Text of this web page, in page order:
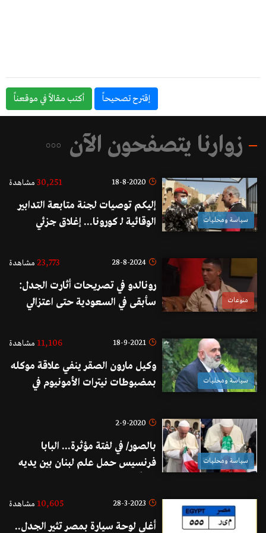
إقترح تصحيحاً أكتب مقالاً في موقعناً
زوارنا يتصفحون الآن
سياسة ومحليات
18-8-2020
30,251 مشاهدة
إليكم توصيات لجنة متابعة التدابير
الوقائية لـ كورونا... إغلاق جزئي
واعتماد التعليم المدمج ابتداء من
منوعات
28-8-2024
23,773 مشاهدة
رونالدو في تصريحات أثارت الجدل:
سأبقى في السعودية حتى اعتزالي
سياسة ومحليات
18-9-2021
11,106 مشاهدة
وكيل مارون الصقر ينفي علاقة موكله
بمضبوطات نيترات الأمونيوم في
سياسة ومحليات
2-9-2020
بالصور/ في لفتة مؤثرة... البابا
فرنسيس حمل علم لبنان بين يديه
28-3-2023
10,605 مشاهدة
أغلى لوحة سيارة بمصر تثير الجدل..